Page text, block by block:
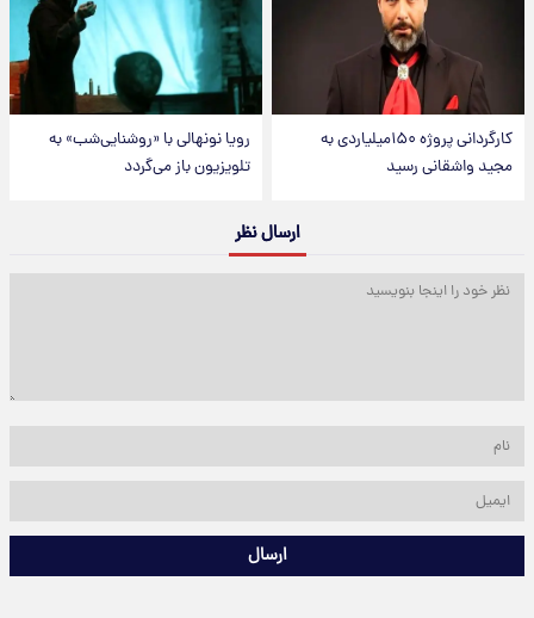
کارگردانی پروژه ۱۵۰میلیاردی به
مجید واشقانی رسید
رویا نونهالی با «روشنایی‌شب» به
تلویزیون باز می‌گردد
ارسال نظر
ارسال